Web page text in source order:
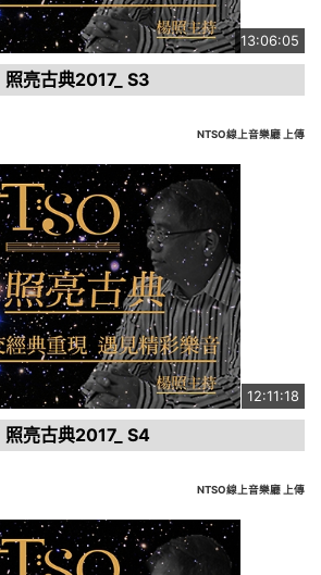
13:06:05
照亮古典2017_ S3
NTSO線上音樂廳 上傳
12:11:18
照亮古典2017_ S4
NTSO線上音樂廳 上傳